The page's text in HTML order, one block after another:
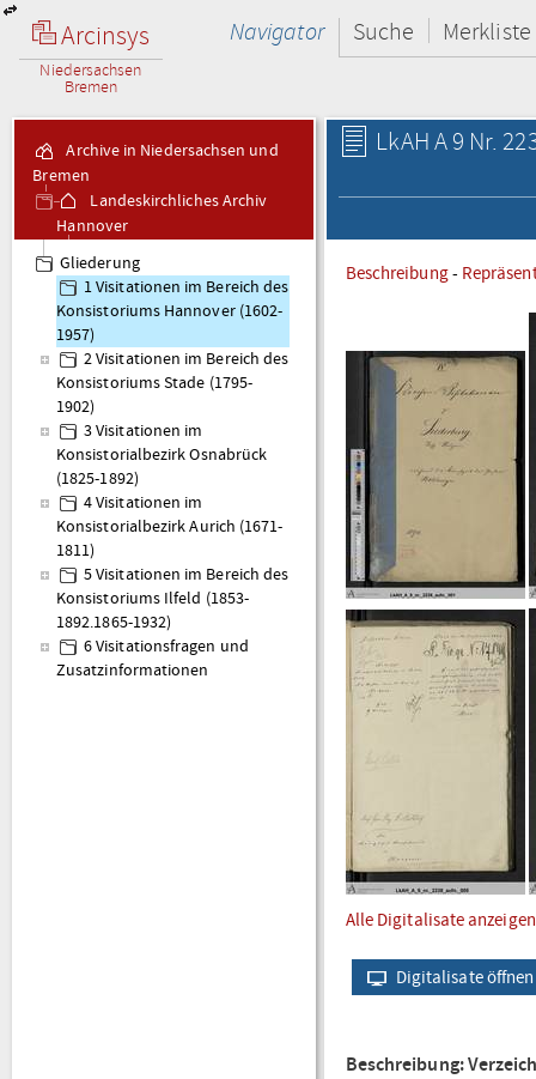
Arcinsys
Niedersachsen
Bremen
Navigator Suche Merkliste
Archive in Niedersachsen und
Bremen
Landeskirchliches Archiv
Hannover
Gliederung
1 Visitationen im Bereich des
Konsistoriums Hannover (1602-
1957)
2 Visitationen im Bereich des
Konsistoriums Stade (1795-
1902)
3 Visitationen im
Konsistorialbezirk Osnabrück
(1825-1892)
4 Visitationen im
Konsistorialbezirk Aurich (1671-
1811)
5 Visitationen im Bereich des
Konsistoriums Ilfeld (1853-
1892.1865-1932)
6 Visitationsfragen und
Zusatzinformationen
LkAH A 9 Nr.
Beschreibung-
Alle Digitalisate
Digitalisate öffnen
Beschreibung: